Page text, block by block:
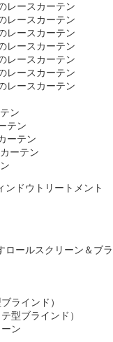
レースカーテン
レースカーテン
レースカーテン
レースカーテン
レースカーテン
レースカーテン
レースカーテン
ン
テン
ーテン
ーテン
ンドウトリートメント
ロールスクリーン＆ブラ
ラインド）
型ブラインド）
ン